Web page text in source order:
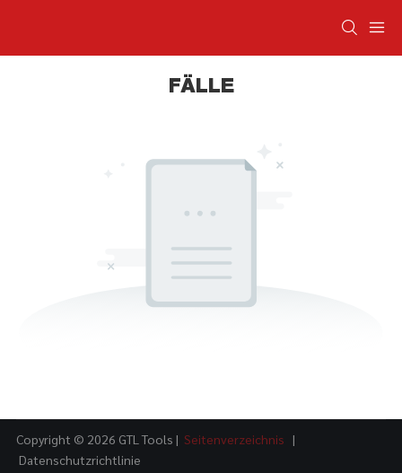
FÄLLE
Copyright © 2026 GTL Tools | Seitenverzeichnis
|
Datenschutzrichtlinie